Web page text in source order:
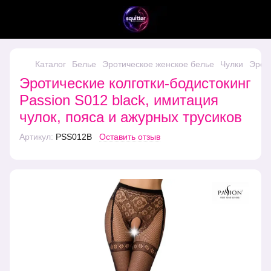
Каталог Белье Эротическое женское белье Чулки
Эротические колготки-бодистокинг
Passion S012 black, имитация
чулок, пояса и ажурных трусиков
Артикул: PSS012B Оставить отзыв